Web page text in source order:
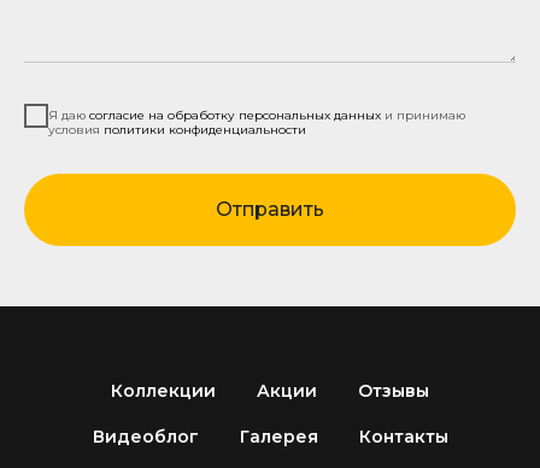
Я даю согласие на обработку персональных данных и принимаю
условия политики конфиденциальности
Отправить
Коллекции Акции Отзывы
Видеоблог Галерея Контакты